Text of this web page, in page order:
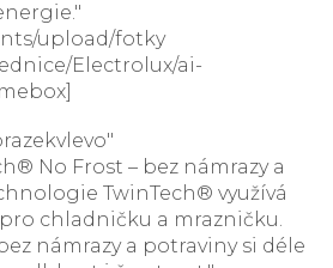
upload/fotky
Electrolux/ai-
No Frost – bez námrazy a
TwinTech® využívá
chladničku a mrazničku.
námrazy a potraviny si déle